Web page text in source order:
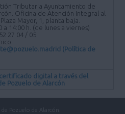
Tributaria Ayuntamiento de
Oficina de Atención Integral al
Mayor, 1, planta baja.
a 14:00 h. (de lunes a viernes)
27 04 / 05
(Política de
digital a través del
Pozuelo de Alarcón
Pozuelo de Alarcón.